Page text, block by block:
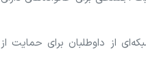
از داوطلبان برای حمایت از